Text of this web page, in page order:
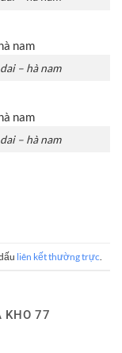
– hà nam
– hà nam
liên kết thường trực
KHO 77